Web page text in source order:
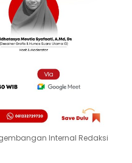
Internal Redaksi